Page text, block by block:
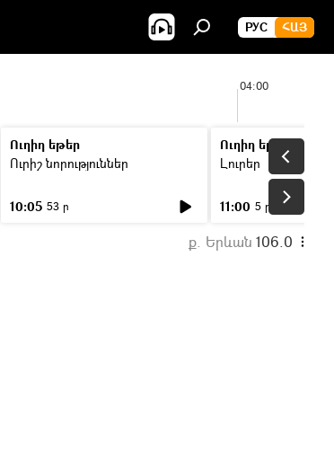
РУС ՀԱՅ
04:00
Ուղիղ եթեր
Ուրիշ նորություններ
10:05 53 ր
Ուղիղ եթեր
Լուրեր
11:00 5 ր
ք. Երևան 106.0